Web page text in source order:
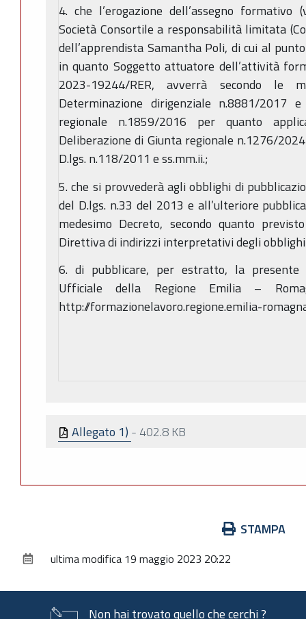
4. che l’erogazione dell’assegno formativo
Società Consortile a responsabilità limitata
dell’apprendista Samantha Poli, di cui al
in quanto Soggetto attuatore dell’attività
2023-19244/RER, avverrà secondo le
Determinazione dirigenziale n.8881/2017
regionale n.1859/2016 per quanto
Deliberazione di Giunta regionale n.1276/
D.lgs. n.118/2011 e ss.mm.ii.;
5. che si provvederà agli obblighi di
del D.lgs. n.33 del 2013 e all’ulteriore
medesimo Decreto, secondo quanto
Direttiva di indirizzi interpretativi degli
6. di pubblicare, per estratto, la presente
Ufficiale della Regione Emilia –
http://formazionelavoro.regione.emilia-
Allegato 1) - 402.8 KB
documento
STAMPA
ultima modifica 19 maggio 2023 20:22
Non hai trovato quello che cerchi ?